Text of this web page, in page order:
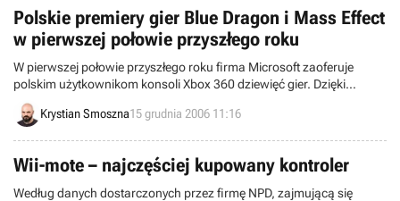
gier video.
Polskie premiery gier Blue Dragon i Mass Effect
w pierwszej połowie przyszłego roku
W pierwszej połowie przyszłego roku firma Microsoft zaoferuje
polskim użytkownikom konsoli Xbox 360 dziewięć gier. Dzięki
udostępnionemu przez rodzimy oddział koncernu wykazowi tytułów,
możemy dowiedzieć się jakie będą to produkty i kiedy można
Krystian Smoszna15 grudnia 2006 11:16
Wii-mote – najczęściej kupowany kontroler
Według danych dostarczonych przez firmę NPD, zajmującą się